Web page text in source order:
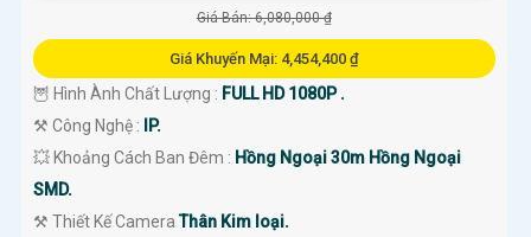
Giá Bán: 6,080,000 ₫
Giá Khuyến Mại: 4,454,400 ₫
🦉 Hình Ành Chất Lượng : FULL HD 1080P .
⚒ Công Nghệ :
IP.
💥 Khoảng Cách Ban Đêm : Hồng Ngoại 30m Hồng Ngoại
SMD.
⚒ Thiết Kế CameraThân Kim loại.